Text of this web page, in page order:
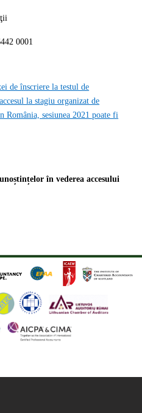
0001
de înscriere la testul de
la stagiu organizat de
sesiunea 2021 poate fi
în vederea accesului